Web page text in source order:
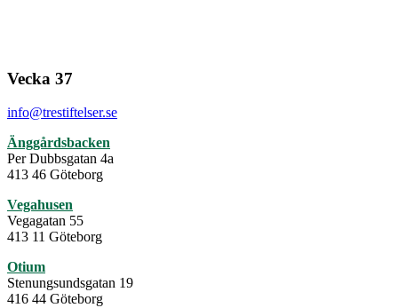
Vecka 37
info@trestiftelser.se
Änggårdsbacken
Per Dubbsgatan 4a
413 46 Göteborg
Vegahusen
Vegagatan 55
413 11 Göteborg
Otium
Stenungsundsgatan 19
416 44 Göteborg